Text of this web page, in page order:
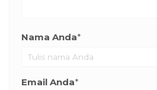
Nama Anda*
Email Anda*